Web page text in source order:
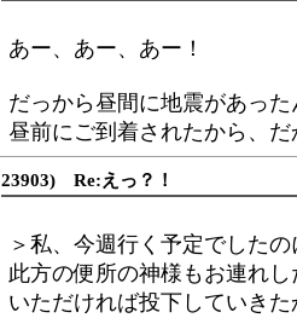
あー、あー、あー！
だっから昼間に地震があった
昼前にご到着されたから、
23903) Re:えっ？！
＞私、今週行く予定でした
此方の便所の神様もお連れ
いただければ投下していき